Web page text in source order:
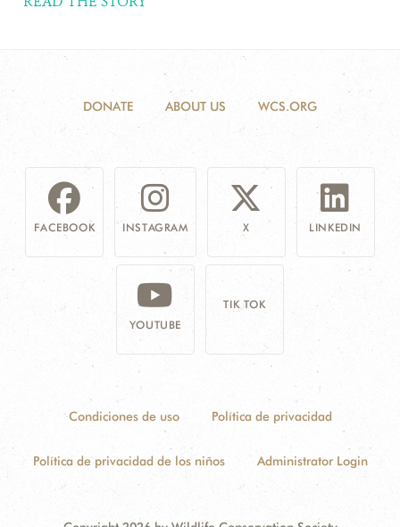
DONATE ABOUT US WCS.ORG
FACEBOOK INSTAGRAM X LINKEDIN
YOUTUBE
TIK TOK
Condiciones de uso Política de privacidad
Política de privacidad de los niños Administrator Login